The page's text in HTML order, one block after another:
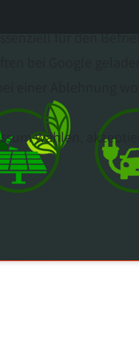
bei Google
einer Ablehnung
wählen,